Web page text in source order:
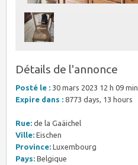
Détails de l'annonce
Posté le : 30 mars 2023 12 h 09 min
Expire dans : 8773 days, 13 hours
Rue: de la Gaäichel
Ville: Eischen
Province: Luxembourg
Pays: Belgique